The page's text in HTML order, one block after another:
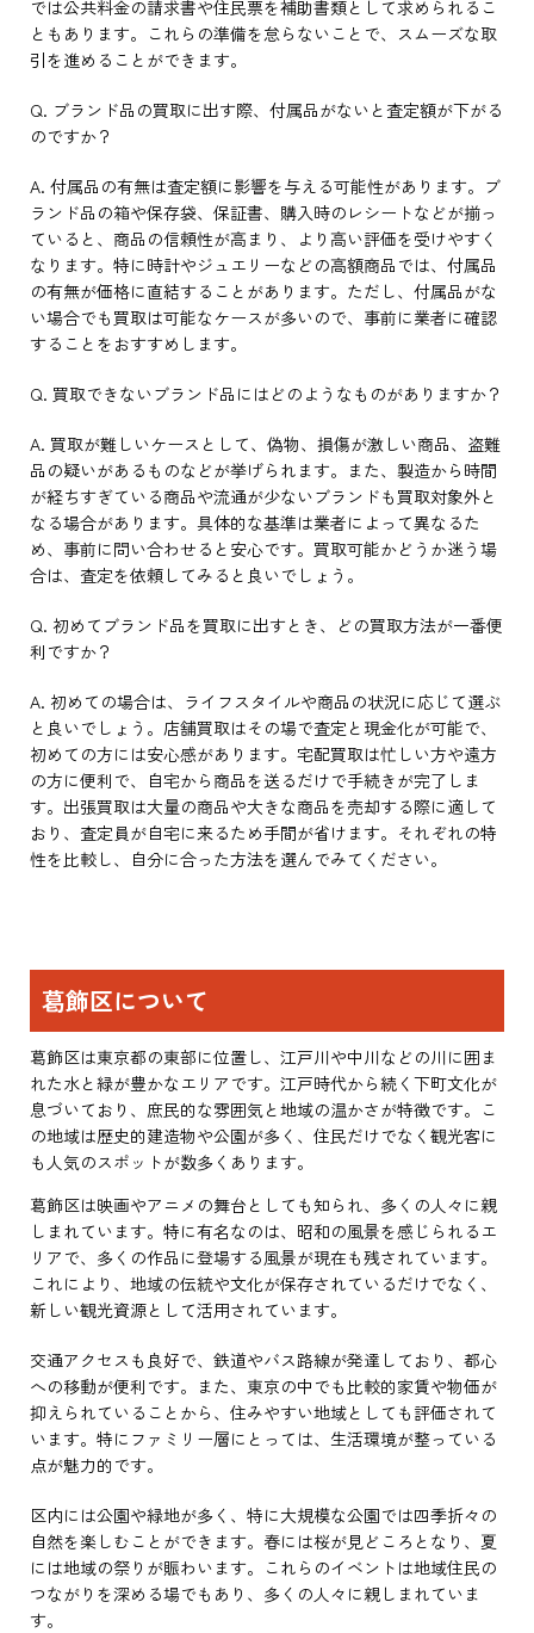
では公共料金の請求書や住民票を補助書類として求められるこ
ともあります。これらの準備を怠らないことで、スムーズな取
引を進めることができます。
Q. ブランド品の買取に出す際、付属品がないと査定額が下がる
のですか？
A. 付属品の有無は査定額に影響を与える可能性があります。ブ
ランド品の箱や保存袋、保証書、購入時のレシートなどが揃っ
ていると、商品の信頼性が高まり、より高い評価を受けやすく
なります。特に時計やジュエリーなどの高額商品では、付属品
の有無が価格に直結することがあります。ただし、付属品がな
い場合でも買取は可能なケースが多いので、事前に業者に確認
することをおすすめします。
Q. 買取できないブランド品にはどのようなものがありますか？
A. 買取が難しいケースとして、偽物、損傷が激しい商品、盗難
品の疑いがあるものなどが挙げられます。また、製造から時間
が経ちすぎている商品や流通が少ないブランドも買取対象外と
なる場合があります。具体的な基準は業者によって異なるた
め、事前に問い合わせると安心です。買取可能かどうか迷う場
合は、査定を依頼してみると良いでしょう。
Q. 初めてブランド品を買取に出すとき、どの買取方法が一番便
利ですか？
A. 初めての場合は、ライフスタイルや商品の状況に応じて選ぶ
と良いでしょう。店舗買取はその場で査定と現金化が可能で、
初めての方には安心感があります。宅配買取は忙しい方や遠方
の方に便利で、自宅から商品を送るだけで手続きが完了しま
す。出張買取は大量の商品や大きな商品を売却する際に適して
おり、査定員が自宅に来るため手間が省けます。それぞれの特
性を比較し、自分に合った方法を選んでみてください。
葛飾区について
葛飾区は東京都の東部に位置し、江戸川や中川などの川に囲ま
れた水と緑が豊かなエリアです。江戸時代から続く下町文化が
息づいており、庶民的な雰囲気と地域の温かさが特徴です。こ
の地域は歴史的建造物や公園が多く、住民だけでなく観光客に
も人気のスポットが数多くあります。
葛飾区は映画やアニメの舞台としても知られ、多くの人々に親
しまれています。特に有名なのは、昭和の風景を感じられるエ
リアで、多くの作品に登場する風景が現在も残されています。
これにより、地域の伝統や文化が保存されているだけでなく、
新しい観光資源として活用されています。
交通アクセスも良好で、鉄道やバス路線が発達しており、都心
への移動が便利です。また、東京の中でも比較的家賃や物価が
抑えられていることから、住みやすい地域としても評価されて
います。特にファミリー層にとっては、生活環境が整っている
点が魅力的です。
区内には公園や緑地が多く、特に大規模な公園では四季折々の
自然を楽しむことができます。春には桜が見どころとなり、夏
には地域の祭りが賑わいます。これらのイベントは地域住民の
つながりを深める場でもあり、多くの人々に親しまれていま
す。